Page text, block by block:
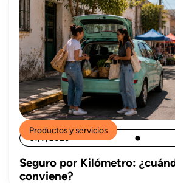
Productos y servicios
31/7/2026
Seguro por Kilómetro:
conviene?